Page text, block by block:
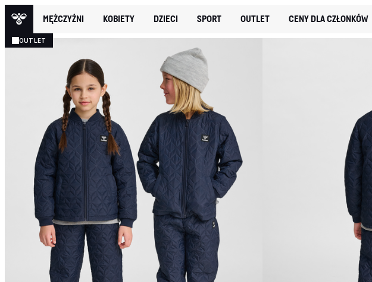
MĘŻCZYŹNI KOBIETY DZIECI SPORT OUTLET CENY DLA CZŁONKÓW
OUTLET